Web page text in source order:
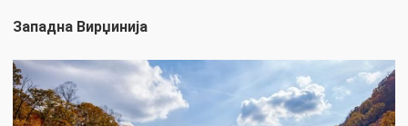
Западна Вирџинија